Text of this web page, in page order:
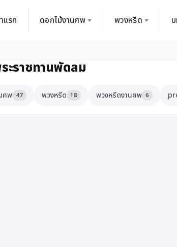
แรก ดอกไม้งานศพ พวงหรีด
ะราชทานพัดลม
ศพ 47 พวงหรีด 18 พวงหรีดงานศพ 6